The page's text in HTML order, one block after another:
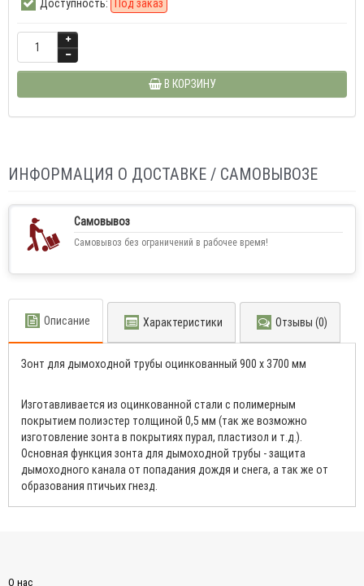
Доступность: Под заказ
В КОРЗИНУ
ИНФОРМАЦИЯ О ДОСТАВКЕ / САМОВЫВОЗЕ
Самовывоз
Самовывоз без ограничений в рабочее время!
Описание Характеристики Отзывы (0)
Зонт для дымоходной трубы оцинкованный 900 x 3700 мм
Изготавливается из оцинкованной стали с полимерным
покрытием полиэстер толщиной 0,5 мм (так же возможно
изготовление зонта в покрытиях пурал, пластизол и т.д.).
Основная функция зонта для дымоходной трубы - защита
дымоходного канала от попадания дождя и снега, а так же от
образования птичьих гнезд.
О нас